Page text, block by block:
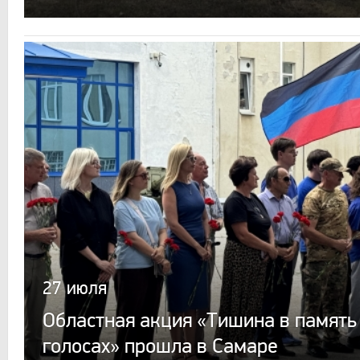
27 июля
Областная акция «Тишина в
голосах» прошла в Самаре